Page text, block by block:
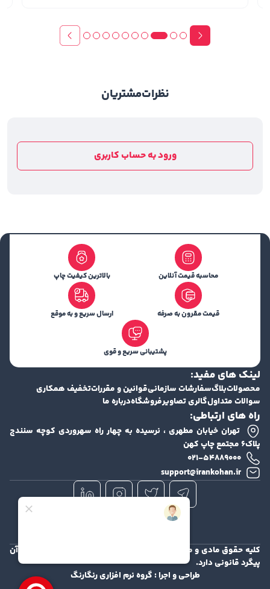
نظراتمشتریان
ورود به حساب کاربری
محاسبه قیمت آنلاین بالاترین کیفیت چاپ
قیمت مقرون به صرفه ارسال سریع و به موقع
پشتیبانی سریع و قوی
لینک های مفید:
محصولاتبلاگسفارشات سازمانیقوانین و مقرراتتخفیف همکاری
سوالات متداولگالری تصاویرفروشگاهدرباره ما
راه های ارتباطی:
تهران خیابان مطهری ، نرسیده به چهار راه سهروردی کوچه سنندج
پلاک۶ مجتمع چاپ کهن
۰۲۱-۵۴۸۸۹۰۰۰
support@irankohan.ir
کلیه حقوق مادی و معنوی این سایت محفوظ و هرگونه کپی برداری از آن
پیگرد قانونی دارد.
طراحی و اجرا :گروه نرم افزاری رنگارنگ